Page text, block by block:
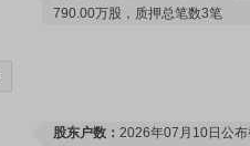
790.00万股，质押总笔数3笔
股东户数： 2026年07月10日公